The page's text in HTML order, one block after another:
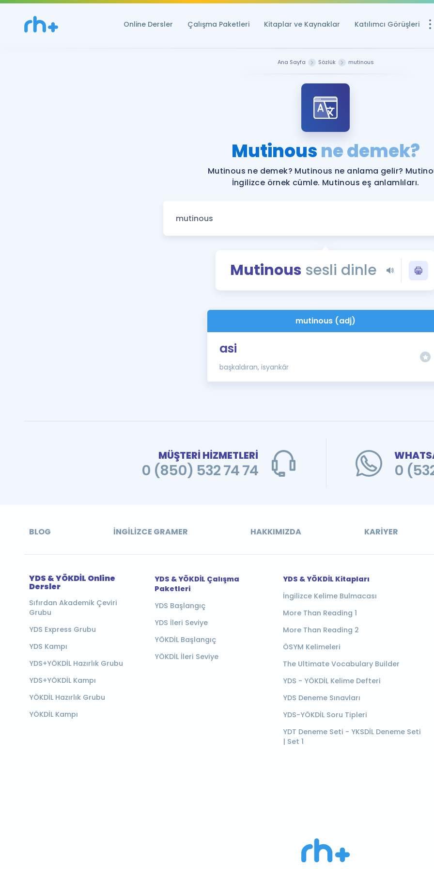
Online Dersler Çalışma Paketleri Kitaplar ve Kaynaklar Katılımcı Görüşleri
YDS ve YÖKDİL
YDS ve YÖKDİL'e
Tüm ÖSYM
YDS - YÖKDİL
İngilizce Gramer
Ana Sayfa Sözlük mutinous
Mutinousne demek?
Mutinous ne demek? Mutinous ne anlama gelir?
İngilizce örnek cümle. Mutinous eş anlamlıları.
Mutinous sesli dinle
mutinous (adj)
asi
başkaldıran, isyankâr
MÜŞTERİ HİZMETLERİ
0 (850) 532 74 74 0
BLOG İNGILIZCE GRAMER HAKKIMIZDA KARIYER
YDS & YÖKDİL Online
Dersler
Sıfırdan Akademik Çeviri
Grubu
YDS Express Grubu
YDS Kampı
YDS+YÖKDİL Hazırlık Grubu
YDS+YÖKDİL Kampı
YÖKDİL Hazırlık Grubu
YÖKDİL Kampı
YDS & YÖKDİL Çalışma
Paketleri
YDS Başlangıç
YDS İleri Seviye
YÖKDİL Başlangıç
YÖKDİL İleri Seviye
YDS & YÖKDİL Kitapları
İngilizce Kelime Bulmacası
More Than Reading 1
More Than Reading 2
ÖSYM Kelimeleri
The Ultimate Vocabulary Builder
YDS - YÖKDİL Kelime Defteri
YDS Deneme Sınavları
YDS-YÖKDİL Soru Tipleri
YDT Deneme Seti - YKSDİL Deneme Seti
| Set 1